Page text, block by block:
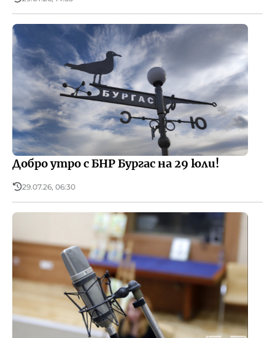
Добро утро с БНР Бургас на 29 юли!
29.07.26, 06:30